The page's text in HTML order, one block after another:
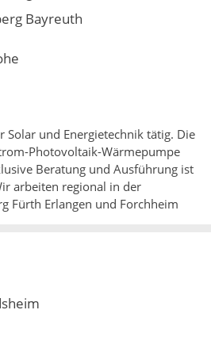
Bayreuth
Solar und Energietechnik tätig. Die
Photovoltaik-Wärmepumpe
Beratung und Ausführung ist
arbeiten regional in der
Fürth Erlangen und Forchheim